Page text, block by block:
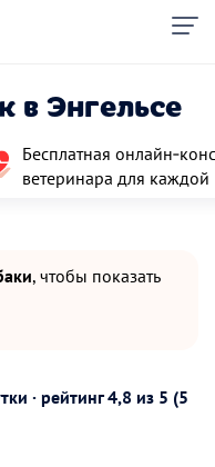
в Энгельсе
Бесплатная
ветеринара для
, чтобы показать
· рейтинг4,8 из 5 (5